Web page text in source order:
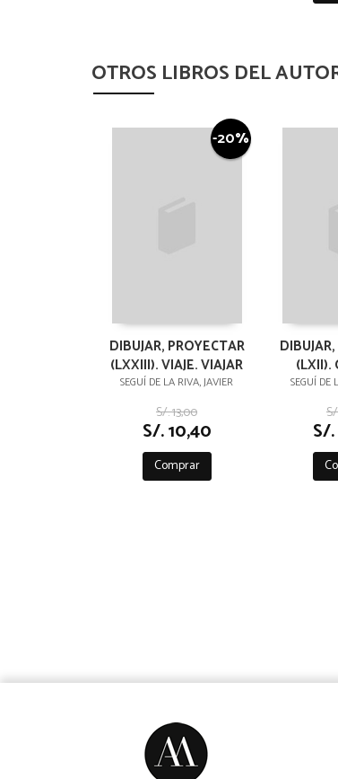
OTROS LIBROS DEL
-20%
DIBUJAR, PROYECTAR
(LXXIII). VIAJE. VIAJAR
SEGUÍ DE LA RIVA, JAVIER
S/. 13,00
S/. 10,40
Comprar
(LXII).
SEGUÍ DE
S/